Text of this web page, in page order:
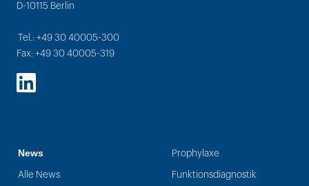
D-10115 Berlin
Tel.: +49 30 40005-300
Fax: +49 30 40005-319
LinkedIn
News
Alle News
Prophylaxe
Funktionsdiagnostik